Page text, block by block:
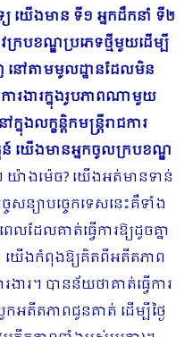
យើងមាន ទី១ អ្នកដឹកនាំ ទី២
ក្របខណ្ឌប្រភេទថ្មីមួយដើម្បី
នៅតាមមូលដ្ឋានដែលមិន
ារងារក្នុងរូបភាពណាមួយ
លក្ខន្តិកមន្ត្រីរាជការ
យើងមានអ្នកចូលក្របខណ្ឌ
ាងម៉េច? យើងអត់មានទាន់
សន្យាបច្ចេកទេសនេះគឺទាំង
លដែលគាត់ធ្វើការឱ្យដូចគ្នា
យើងកំពុងឱ្យគិតពីអតីតភាព
ារ។ បានន័យថាគាត់ធ្វើការ
តីតភាពជូនគាត់ ដើម្បីថ្ងៃ